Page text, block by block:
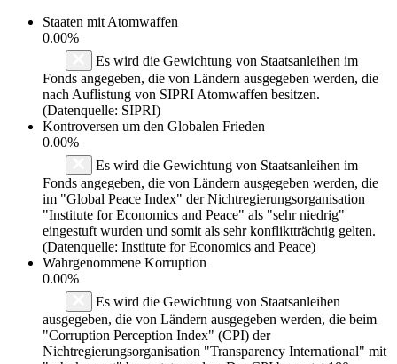
Staaten mit Atomwaffen
0.00%
Es wird die Gewichtung von Staatsanleihen im
Fonds angegeben, die von Ländern ausgegeben werden, die
nach Auflistung von SIPRI Atomwaffen besitzen.
(Datenquelle: SIPRI)
Kontroversen um den Globalen Frieden
0.00%
Es wird die Gewichtung von Staatsanleihen im
Fonds angegeben, die von Ländern ausgegeben werden, die
im "Global Peace Index" der Nichtregierungsorganisation
"Institute for Economics and Peace" als "sehr niedrig"
eingestuft wurden und somit als sehr konfliktträchtig gelten.
(Datenquelle: Institute for Economics and Peace)
Wahrgenommene Korruption
0.00%
Es wird die Gewichtung von Staatsanleihen
ausgegeben, die von Ländern ausgegeben werden, die beim
"Corruption Perception Index" (CPI) der
Nichtregierungsorganisation "Transparency International" mit